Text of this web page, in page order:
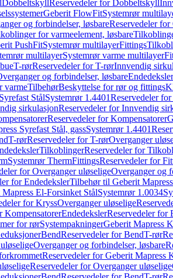
DobbeltskyllReservedeler for Dobbeltskyll
Geberit FlowFitSystemrør
og forbindelser, løsbareReservedeler
for varmeelement, løsbare
PushFitSystemrør multilayerFittings
multilayerSystemrør varme multilayer
T-rørReservedeler for T-rørInnvendig
og forbindelser, løsbareEndedeksler
varmeTilbehørBeskyttelse for rør og fittings
StålSystemrør 1.4401Reservedeler
sirkulasjonReservedeler for Innvendig
Reservedeler for Kompensatorer
Syrefast Stål, gassSystemrør 1.4401
T-rørReservedeler for T-rørOverganger
TilkoblingerReservedeler for
Systemrør ThermFittingsReservedeler for
for Overganger uløseligeOverganger og
for EndedekslerTilbehør til Geberit
El-Forsinket StålSystemrør 1.0034
for KryssOverganger uløselige
KompensatorerEndedekslerReservedeler for
for rørSystempakningerGeberit Mapress
BendReservedeler for BendT-rør
Overganger og forbindelser, løsbare
Reservedeler for Geberit Mapress
Reservedeler for Overganger uløselige